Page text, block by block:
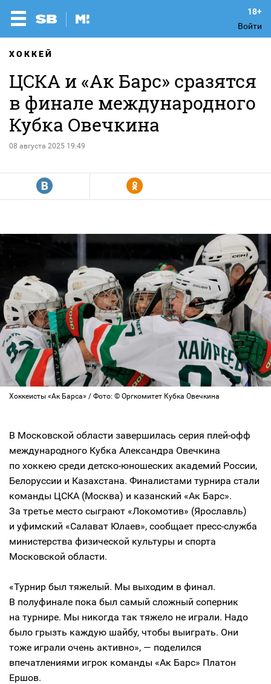
Войти
ХОККЕЙ
ЦСКА и «Ак Барс» сразятся
в финале международного
Кубка Овечкина
08 августа 2025 19:49
R Y
Хоккеисты «Ак Барса» / Фото: © Оргкомитет Кубка Овечкина
В Московской области завершилась серия плей-офф
международного Кубка Александра Овечкина
по хоккею среди детско-юношеских академий России,
Белоруссии и Казахстана. Финалистами турнира стали
команды ЦСКА (Москва) и казанский «Ак Барс».
За третье место сыграют «Локомотив» (Ярославль)
и уфимский «Салават Юлаев», сообщает пресс-служба
министерства физической культуры и спорта
Московской области.
«Турнир был тяжелый. Мы выходим в финал.
В полуфинале пока был самый сложный соперник
на турнире. Мы никогда так тяжело не играли. Надо
было грызть каждую шайбу, чтобы выиграть. Они
тоже играли очень активно», — поделился
впечатлениями игрок команды «Ак Барс» Платон
Ершов.